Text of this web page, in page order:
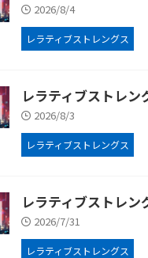
2026/8/4
レラティブストレングス
レラティブストレ
2026/8/3
レラティブストレングス
レラティブストレ
2026/7/31
レラティブストレングス